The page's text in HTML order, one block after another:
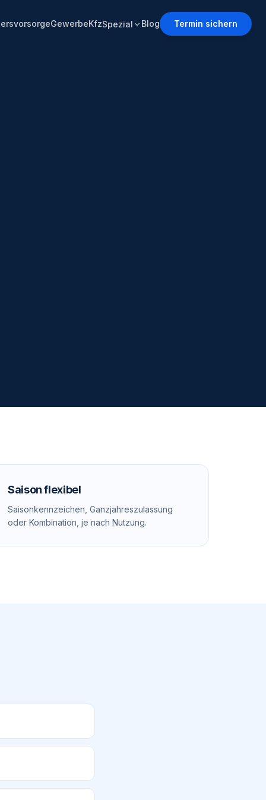
GewerbeKfzSpezial Blog Termin sichern
Saison flexibel
Saisonkennzeichen, Ganzjahreszulassung
oder Kombination, je nach Nutzung.